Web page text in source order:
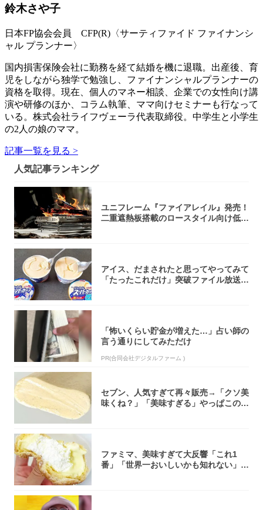
鈴木さや子
日本FP協会会員 CFP(R)〈サーティファイド ファイナンシ
ャル プランナー〉
国内損害保険会社に勤務を経て結婚を機に退職。出産後、育
児をしながら独学で勉強し、ファイナンシャルプランナーの
資格を取得。現在、個人のマネー相談、企業での女性向け講
演や研修のほか、コラム執筆、ママ向けセミナーも行なって
いる。株式会社ライフヴェーラ代表取締役。中学生と小学生
の2人の娘のママ。
記事一覧を見る >
人気記事ランキング
ユニフレーム『ファイアレイル』発売！
二重遮熱板搭載のロースタイル向け低型
アイス、だまされたと思ってやってみて
「たったこれだけ」突破ファイル放送で
「怖いくらい貯金が増えた…」占い師の
言う通りにしてみただけ
PR(合同会社デジタルファーム )
セブン、人気すぎて再々販売→「クソ美
味くね？」「美味すぎる」やっぱこのク
ファミマ、美味すぎて大反響「これ1
番」「世界一おいしいかも知れない」